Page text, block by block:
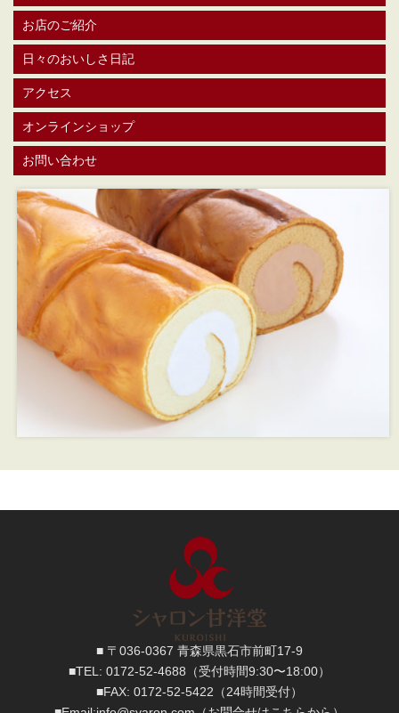
お店のご紹介
日々のおいしさ日記
アクセス
オンラインショップ
お問い合わせ
■ 〒036-0367 青森県黒石市前町17-9
■TEL: 0172-52-4688 （受付時間9:30〜18:00）
■FAX: 0172-52-5422 （24時間受付）